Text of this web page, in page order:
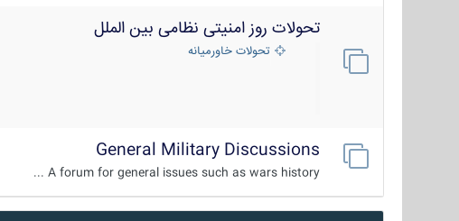
تحولات روز امنیتی نظامی بین الملل
تحولات خاورمیانه
General Military Discussions
A forum for general issues such as wars history ...